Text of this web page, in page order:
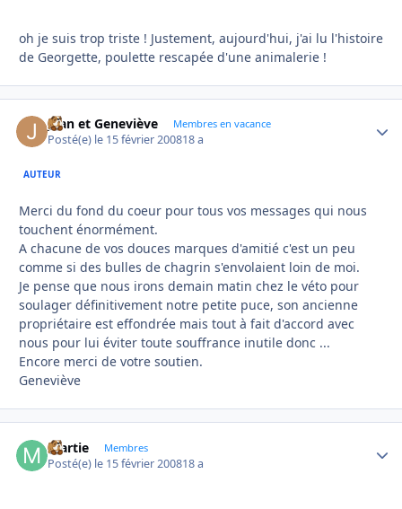
oh je suis trop triste ! Justement, aujourd'hui, j'ai lu l'histoire
de Georgette, poulette rescapée d'une animalerie !
Jean et Geneviève Membres en vacance
Posté(e) le 15 février 200818 a
AUTEUR
Merci du fond du coeur pour tous vos messages qui nous
touchent énormément.
A chacune de vos douces marques d'amitié c'est un peu
comme si des bulles de chagrin s'envolaient loin de moi.
Je pense que nous irons demain matin chez le véto pour
soulager définitivement notre petite puce, son ancienne
propriétaire est effondrée mais tout à fait d'accord avec
nous pour lui éviter toute souffrance inutile donc ...
Encore merci de votre soutien.
Geneviève
martie Membres
Posté(e) le 15 février 200818 a